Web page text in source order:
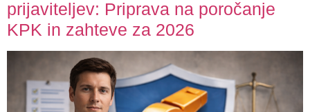
prijaviteljev: Priprava na poročanje
KPK in zahteve za 2026